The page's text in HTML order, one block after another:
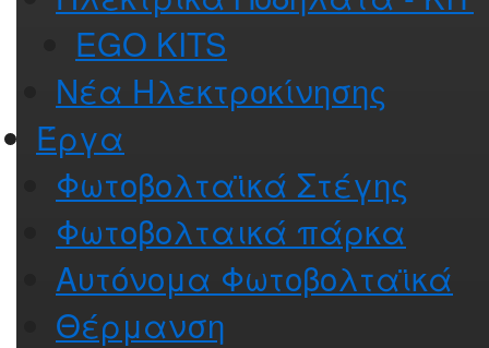
EGO KITS
Νέα Ηλεκτροκίνησης
Έργα
Φωτοβολταϊκά Στέγης
Φωτοβολταικά πάρκα
Αυτόνομα Φωτοβολταϊκά
Θέρμανση